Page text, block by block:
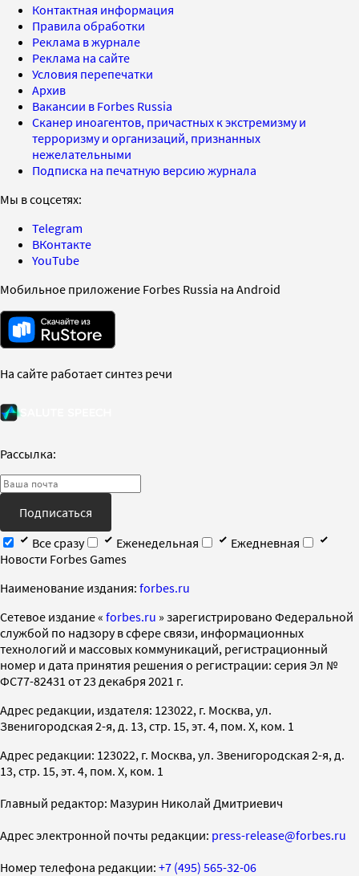
Контактная информация
Правила обработки
Реклама в журнале
Реклама на сайте
Условия перепечатки
Архив
Вакансии в Forbes Russia
Сканер иноагентов, причастных к экстремизму и
терроризму и организаций, признанных
нежелательными
Подписка на печатную версию журнала
Мы в соцсетях:
Telegram
ВКонтакте
YouTube
Мобильное приложение Forbes Russia на Android
На сайте работает синтез речи
Рассылка:
Подписаться
Все сразу
Еженедельная
Ежедневная
Новости Forbes Games
Наименование издания: forbes.ru
Cетевое издание « forbes.ru » зарегистрировано Федеральной
службой по надзору в сфере связи, информационных
технологий и массовых коммуникаций, регистрационный
номер и дата принятия решения о регистрации: серия Эл №
ФС77-82431 от 23 декабря 2021 г.
Адрес редакции, издателя: 123022, г. Москва, ул.
Звенигородская 2-я, д. 13, стр. 15, эт. 4, пом. X, ком. 1
Адрес редакции: 123022, г. Москва, ул. Звенигородская 2-я, д.
13, стр. 15, эт. 4, пом. X, ком. 1
Главный редактор: Мазурин Николай Дмитриевич
Адрес электронной почты редакции: press-release@forbes.ru
Номер телефона редакции: +7 (495) 565-32-06